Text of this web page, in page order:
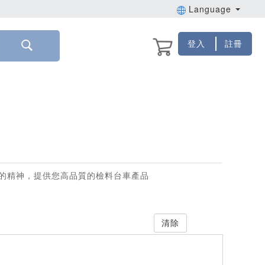
Language
登入 註冊
精神，提供您高品質的檢料台車產品
清除